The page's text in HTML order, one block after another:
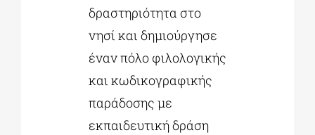
δραστηριότητα στο
νησί και δημιούργησε
έναν πόλο φιλολογικής
και κωδικογραφικής
παράδοσης με
εκπαιδευτική δράση